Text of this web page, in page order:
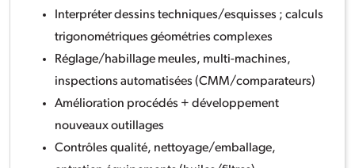
Interpréter dessins techniques/esquisses ; calculs
trigonométriques géométries complexes
Réglage/habillage meules, multi-machines,
inspections automatisées (CMM/comparateurs)
Amélioration procédés + développement
nouveaux outillages
Contrôles qualité, nettoyage/emballage,